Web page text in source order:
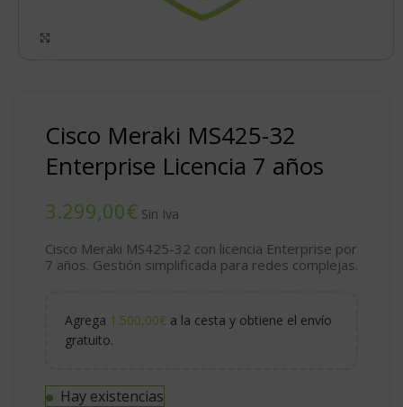
Cisco Meraki MS425-32
Enterprise Licencia 7 años
€
Cisco Meraki MS425-32 con licencia Enterprise por
7 años. Gestión simplificada para redes complejas.
Agrega 1.500,00€ a la cesta y obtiene el envío
gratuito.
Hay existencias